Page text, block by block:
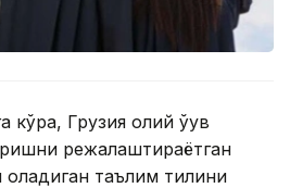
кўра, Грузия олий ўқув
режалаштираётган
оладиган таълим тилини